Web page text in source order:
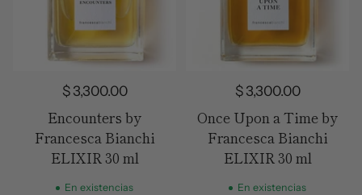
$ 3,300.00
Encounters by
Francesca Bianchi
ELIXIR 30 ml
En existencias
$ 3,300.00
Once Upon a Time by
Francesca Bianchi
ELIXIR 30 ml
En existencias